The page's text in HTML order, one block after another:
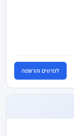
לפרטים והרשמה